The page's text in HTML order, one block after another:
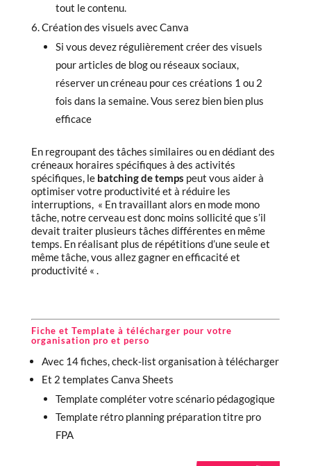
tout le contenu.
Création des visuels avec Canva
Si vous devez régulièrement créer des visuels
pour articles de blog ou réseaux sociaux,
réserver un créneau pour ces créations 1 ou 2
fois dans la semaine. Vous serez bien bien plus
efficace
En regroupant des tâches similaires ou en dédiant des
créneaux horaires spécifiques à des activités
spécifiques, le batching de temps peut vous aider à
optimiser votre productivité et à réduire les
interruptions, « En travaillant alors en mode mono
tâche, notre cerveau est donc moins sollicité que s’il
devait traiter plusieurs tâches différentes en même
temps. En réalisant plus de répétitions d’une seule et
même tâche, vous allez gagner en efficacité et
productivité « .
Fiche et Template à télécharger pour votre
organisation pro et perso
Avec 14 fiches, check-list organisation à télécharger
Et 2 templates Canva Sheets
Template compléter votre scénario pédagogique
Template rétro planning préparation titre pro
FPA